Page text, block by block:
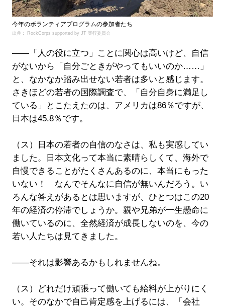
今年のボランティアプログラムの参加者たち
出典： RockCorps supported by JT 実行委員会
――「人の役に立つ」ことに関心は高いけど、自信
がないから「自分ごときがやってもいいのか……」
と、なかなか踏み出せない若者は多いと感じます。
さきほどの若者の国際調査で、「自分自身に満足し
ている」とこたえたのは、アメリカは86％ですが、
日本は45.8％です。
（ス）日本の若者の自信のなさは、私も実感してい
ました。日本文化って本当に素晴らしくて、海外で
自慢できることがたくさんあるのに、本当にもった
いない！ なんでそんなに自信が無いんだろう。い
ろんな答えがあるとは思いますが、ひとつはこの20
年の経済の停滞でしょうか。親や兄弟が一生懸命に
働いているのに、全然経済が成長しないのを、今の
若い人たちは見てきました。
――それは影響あるかもしれませんね。
（ス）どれだけ頑張って働いても給料が上がりにく
い。そのなかで自己肯定感を上げるには、「会社